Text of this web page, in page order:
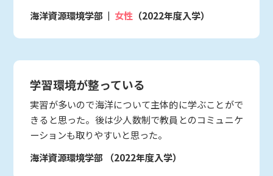
海洋資源環境学部
女性 （2022年度入学）
学習環境が整っている
実習が多いので海洋について主体的に学ぶことがで
きると思った。後は少人数制で教員とのコミュニケ
ーションも取りやすいと思った。
海洋資源環境学部
（2022年度入学）